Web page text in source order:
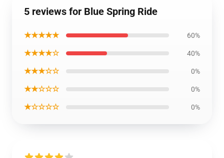
5 reviews for Blue Spring Ride
★★★★★ 60%
★★★★☆ 40%
★★★☆☆ 0%
★★☆☆☆ 0%
★☆☆☆☆ 0%